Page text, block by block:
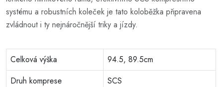
systému a robustních koleček je tato koloběžka připravena
zvládnout i ty nejnáročnější triky a jízdy.
Celková výška
94.5, 89.5cm
Druh komprese
SCS